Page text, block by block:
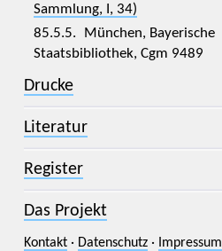
Sammlung, I, 34)
85.5.5. München, Bayerische
Staatsbibliothek, Cgm 9489
Drucke
Literatur
Register
Das Projekt
Kontakt· Datenschutz· Impressum